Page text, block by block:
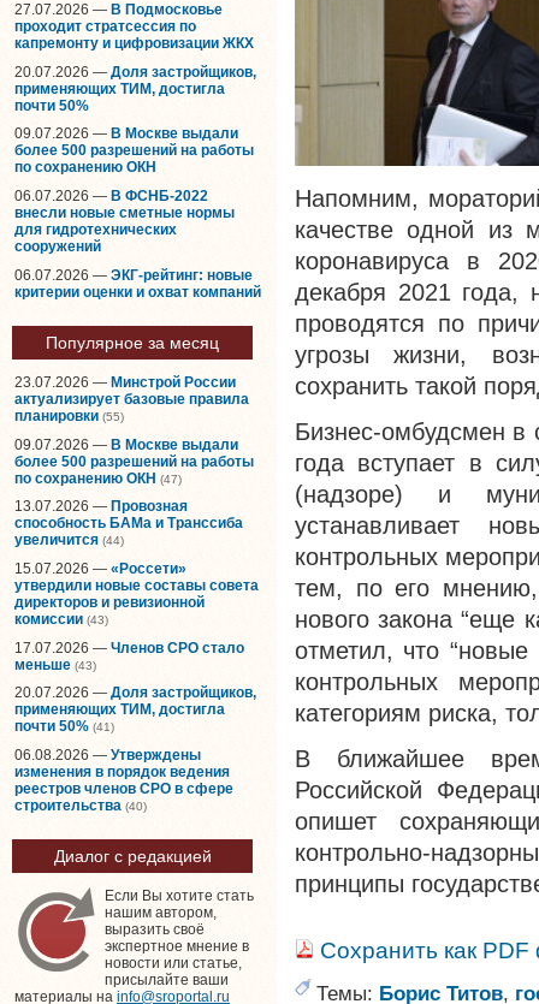
27.07.2026 — В Подмосковье
проходит стратсессия по
капремонту и цифровизации ЖКХ
20.07.2026 — Доля застройщиков,
применяющих ТИМ, достигла
почти 50%
09.07.2026 — В Москве выдали
более 500 разрешений на работы
по сохранению ОКН
06.07.2026 — В ФСНБ-2022
внесли новые сметные нормы
для гидротехнических
сооружений
06.07.2026 — ЭКГ-рейтинг: новые
критерии оценки и охват компаний
Популярное за месяц
23.07.2026 — Минстрой России
актуализирует базовые правила
планировки (55)
09.07.2026 — В Москве выдали
более 500 разрешений на работы
по сохранению ОКН (47)
13.07.2026 — Провозная
способность БАМа и Транссиба
увеличится (44)
15.07.2026 — «Россети»
утвердили новые составы совета
директоров и ревизионной
комиссии (43)
17.07.2026 — Членов СРО стало
меньше (43)
20.07.2026 — Доля застройщиков,
применяющих ТИМ, достигла
почти 50% (41)
06.08.2026 — Утверждены
изменения в порядок ведения
реестров членов СРО в сфере
строительства (40)
Диалог с редакцией
Если Вы хотите стать
нашим автором,
выразить своё
экспертное мнение в
новости или статье,
присылайте ваши
материалы на info@sroportal.ru
Напомним,
качестве одной из
коронавируса в
декабря 2021 года,
проводятся по
угрозы жизни,
сохранить такой
Бизнес-омбудсмен
года вступает в
(надзоре) и
устанавливает
контрольных
тем, по его мнению,
нового закона “еще
отметил, что
контрольных
категориям риска,
В ближайшее
Российской
опишет
контрольно-
принципы
Сохранить как
Темы: Борис Титов,